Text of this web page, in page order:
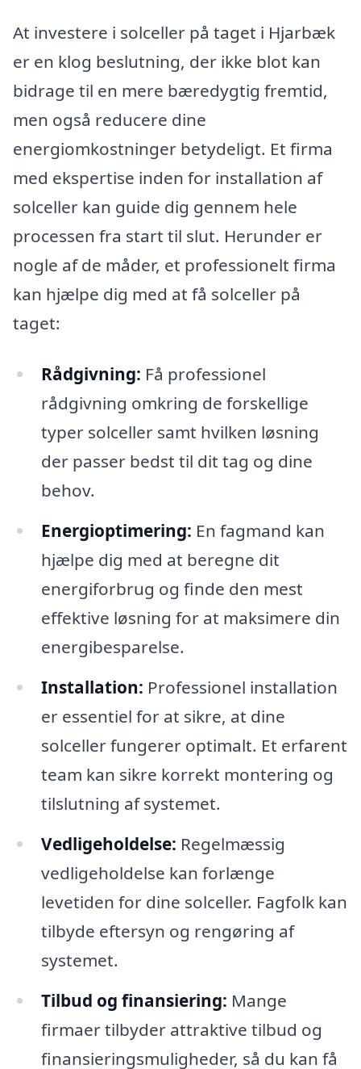
At investere i solceller på taget i Hjarbæk
er en klog beslutning, der ikke blot kan
bidrage til en mere bæredygtig fremtid,
men også reducere dine
energiomkostninger betydeligt. Et firma
med ekspertise inden for installation af
solceller kan guide dig gennem hele
processen fra start til slut. Herunder er
nogle af de måder, et professionelt firma
kan hjælpe dig med at få solceller på
taget:
Rådgivning: Få professionel
rådgivning omkring de forskellige
typer solceller samt hvilken løsning
der passer bedst til dit tag og dine
behov.
Energioptimering: En fagmand kan
hjælpe dig med at beregne dit
energiforbrug og finde den mest
effektive løsning for at maksimere din
energibesparelse.
Installation: Professionel installation
er essentiel for at sikre, at dine
solceller fungerer optimalt. Et erfarent
team kan sikre korrekt montering og
tilslutning af systemet.
Vedligeholdelse: Regelmæssig
vedligeholdelse kan forlænge
levetiden for dine solceller. Fagfolk kan
tilbyde eftersyn og rengøring af
systemet.
Tilbud og finansiering: Mange
firmaer tilbyder attraktive tilbud og
finansieringsmuligheder, så du kan få